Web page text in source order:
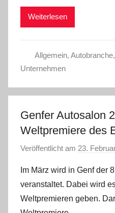
Weiterlesen
Allgemein, Autobranche,
Unternehmen
Genfer Autosalon
Weltpremiere des
Veröffentlicht am 23.
Im März wird in Genf der
veranstaltet. Dabei wird
Weltpremieren geben.